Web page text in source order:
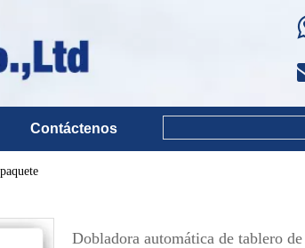
Contáctenos
Dobladora automática de tablero